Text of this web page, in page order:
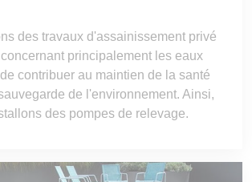
des travaux d'assainissement privé
principalement les eaux
contribuer au maintien de la santé
de l'environnement. Ainsi,
des pompes de relevage.